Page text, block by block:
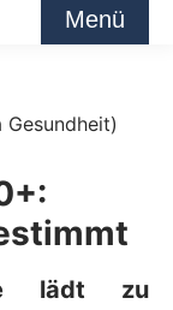
Menü
lädt zu